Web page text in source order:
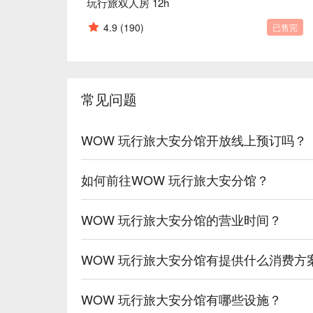
4.9 (190) 已售完
常见问题
WOW 玩行旅大安分馆开放线上预订吗？
如何前往WOW 玩行旅大安分馆？
WOW 玩行旅大安分馆的营业时间？
WOW 玩行旅大安分馆有提供什么消费方
WOW 玩行旅大安分馆有哪些设施？